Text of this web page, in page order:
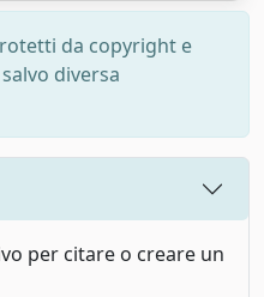
da copyright e
diversa
per citare o creare un